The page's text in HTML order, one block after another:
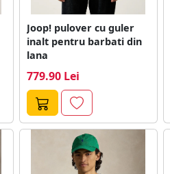
Joop! pulover cu guler
inalt pentru barbati din
lana
779.90 Lei